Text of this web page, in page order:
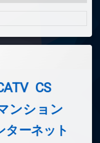
CS
ンション
ターネット